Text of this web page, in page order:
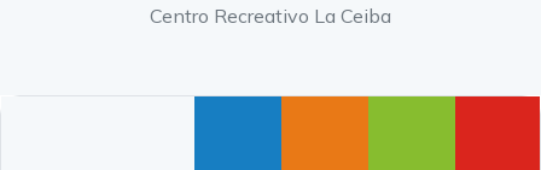
Centro Recreativo La Ceiba